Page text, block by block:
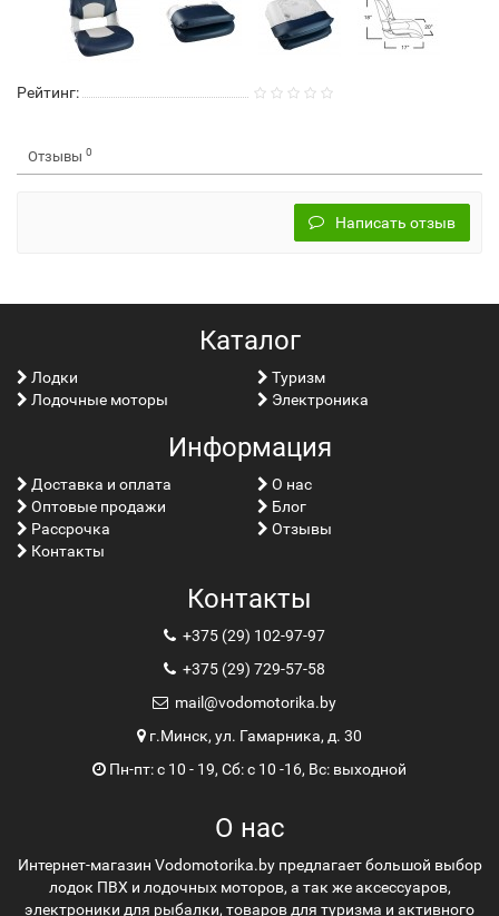
Рейтинг:
Отзывы 0
Написать отзыв
Каталог
Лoдки
Лодочные моторы
Туризм
Электроника
Информация
Доставка и оплата
Оптовые продажи
Рассрочка
Контакты
О нас
Блог
Отзывы
Контакты
+375 (29) 102-97-97
+375 (29) 729-57-58
mail@vodomotorika.by
г.Минск, ул. Гамарника, д. 30
Пн-пт: с 10 - 19, Сб: с 10 -16, Вс: выходной
О нас
Интернет-магазин Vodomotorika.by предлагает большой выбор
лодок ПВХ и лодочных моторов, а так же аксессуаров,
электроники для рыбалки, товаров для туризма и активного